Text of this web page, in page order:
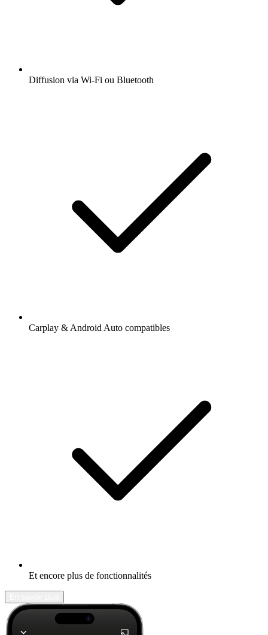
Diffusion via Wi-Fi ou Bluetooth
Carplay & Android Auto compatibles
Et encore plus de fonctionnalités